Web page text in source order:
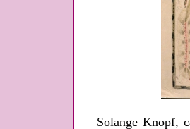
Solange Knopf,